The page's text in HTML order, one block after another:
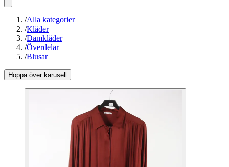
/Alla kategorier
/Kläder
/Damkläder
/Överdelar
/Blusar
Hoppa över karusell